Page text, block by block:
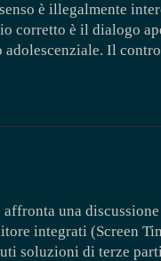
è illegalmente
corretto è il dialogo
Il
una
integrati (Screen
soluzioni di terze